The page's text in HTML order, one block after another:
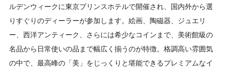
ルデンウィークに東京プリンスホテルで開催され、国内外から選
りすぐりのディーラーが参加します。絵画、陶磁器、ジュエリ
ー、西洋アンティーク、さらには希少なコインまで、美術館級の
名品から日常使いの品まで幅広く揃うのが特徴。格調高い雰囲気
の中で、最高峰の「美」をじっくりと堪能できるプレミアムなイ